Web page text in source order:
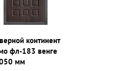
континент
фл-183 венге
мм